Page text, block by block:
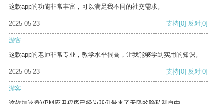
这款app的功能非常丰富，可以满足我不同的社交需求。
2025-05-23 支持[0] 反对[0]
游客
这款app的老师非常专业，教学水平很高，让我能够学到实用的知识。
2025-05-23 支持[0] 反对[0]
游客